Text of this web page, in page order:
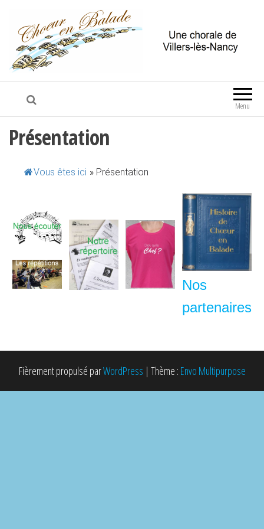
Choeur en Balade, une chorale de
Menu
Présentation
Vous êtes ici » Présentation
Nos
partenaires
Fièrement propulsé parWordPress | Thème : Envo Multipurpose